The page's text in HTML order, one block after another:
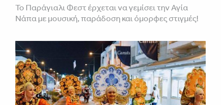
Το Παράγιαλι Φεστ έρχεται να γεμίσει την Αγία
Νάπα με μουσική, παράδοση και όμορφες στιγμές!